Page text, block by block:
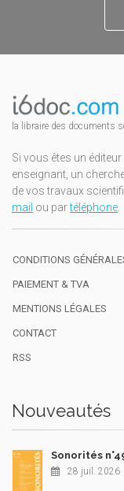
la libraire des documents
Si vous êtes un
enseignant, un
de vos travaux
mail ou partéléphone.
CONDITIONS
PAIEMENT & TVA
MENTIONS LÉGALES
CONTACT
RSS
Nouveautés
Sonorités
28 juil. 2026